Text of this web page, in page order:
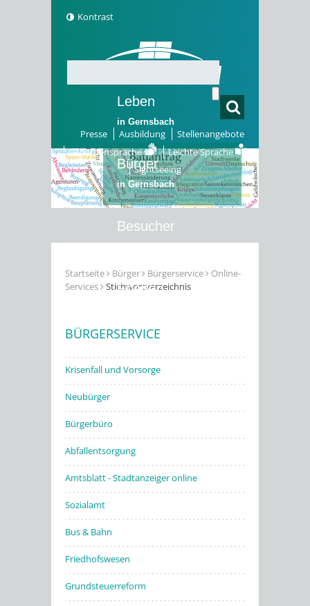
Kontrast
Presse Ausbildung
Stellenangebote
Gebärdensprache
Leichte Sprache
Sightseeing
Leben
in Gernsbach
Bürger
in Gernsbach
Besucher
Erleben
Startseite Bürger Bürgerservice
Online-
Services
Stichwortverzeichnis
BÜRGERSERVICE
Krisenfall und Vorsorge
Neubürger
Bürgerbüro
Abfallentsorgung
Amtsblatt - Stadtanzeiger online
Sozialamt
Bus & Bahn
Friedhofswesen
Grundsteuerreform